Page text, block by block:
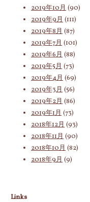
2019年10月 (90)
2019年9月 (111)
2019年8月 (87)
2019年7月 (101)
2019年6月 (88)
2019年5月 (73)
2019年4月 (69)
2019年3月 (56)
2019年2月 (86)
2019年1月 (73)
2018年12月 (93)
2018年11月 (90)
2018年10月 (82)
2018年9月 (9)
Links